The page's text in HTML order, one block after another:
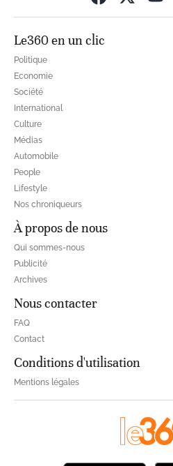
Le360 en un clic
Politique
Economie
Société
International
Culture
Médias
Automobile
People
Lifestyle
Nos chroniqueurs
À propos de nous
Qui sommes-nous
Publicité
Archives
Nous contacter
FAQ
Contact
Conditions d'utilisation
Mentions légales